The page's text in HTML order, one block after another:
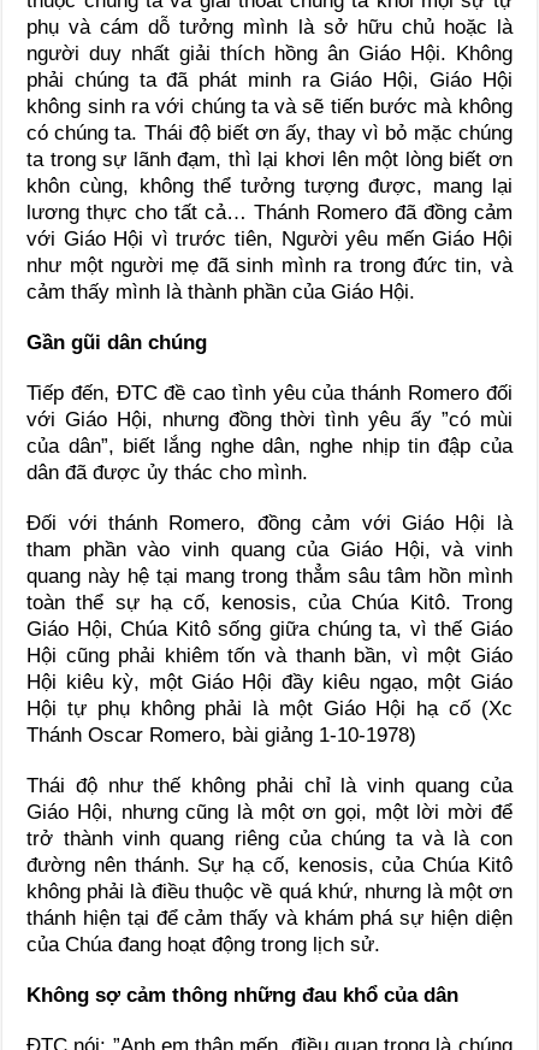
phụ và cám dỗ tưởng mình là sở hữu chủ hoặc là
người duy nhất giải thích hồng ân Giáo Hội. Không
phải chúng ta đã phát minh ra Giáo Hội, Giáo Hội
không sinh ra với chúng ta và sẽ tiến bước mà không
có chúng ta. Thái độ biết ơn ấy, thay vì bỏ mặc chúng
ta trong sự lãnh đạm, thì lại khơi lên một lòng biết ơn
khôn cùng, không thể tưởng tượng được, mang lại
lương thực cho tất cả… Thánh Romero đã đồng cảm
với Giáo Hội vì trước tiên, Người yêu mến Giáo Hội
như một người mẹ đã sinh mình ra trong đức tin, và
cảm thấy mình là thành phần của Giáo Hội.
Gần gũi dân chúng
Tiếp đến, ĐTC đề cao tình yêu của thánh Romero đối
với Giáo Hội, nhưng đồng thời tình yêu ấy ”có mùi
của dân”, biết lắng nghe dân, nghe nhịp tin đập của
dân đã được ủy thác cho mình.
Đối với thánh Romero, đồng cảm với Giáo Hội là
tham phần vào vinh quang của Giáo Hội, và vinh
quang này hệ tại mang trong thẳm sâu tâm hồn mình
toàn thể sự hạ cố, kenosis, của Chúa Kitô. Trong
Giáo Hội, Chúa Kitô sống giữa chúng ta, vì thế Giáo
Hội cũng phải khiêm tốn và thanh bần, vì một Giáo
Hội kiêu kỳ, một Giáo Hội đầy kiêu ngạo, một Giáo
Hội tự phụ không phải là một Giáo Hội hạ cố (Xc
Thánh Oscar Romero, bài giảng 1-10-1978)
Thái độ như thế không phải chỉ là vinh quang của
Giáo Hội, nhưng cũng là một ơn gọi, một lời mời để
trở thành vinh quang riêng của chúng ta và là con
đường nên thánh. Sự hạ cố, kenosis, của Chúa Kitô
không phải là điều thuộc về quá khứ, nhưng là một ơn
thánh hiện tại để cảm thấy và khám phá sự hiện diện
của Chúa đang hoạt động trong lịch sử.
Không sợ cảm thông những đau khổ của dân